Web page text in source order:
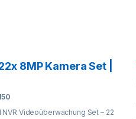
8MP Kamera Set |
NVR Videoüberwachung Set – 22